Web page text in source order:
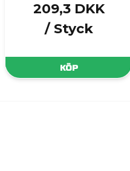
209,3 DKK
/ Styck
KÖP